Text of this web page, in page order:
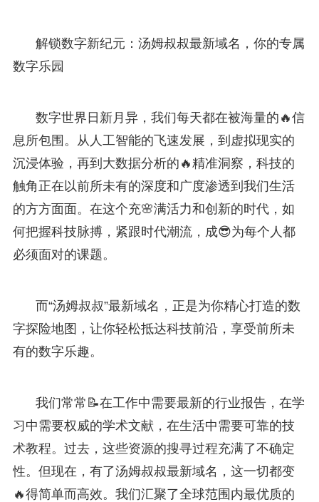
解锁数字新纪元：汤姆叔叔最新域名，你的专属
数字乐园
数字世界日新月异，我们每天都在被海量的🔥信
息所包围。从人工智能的飞速发展，到虚拟现实的
沉浸体验，再到大数据分析的🔥精准洞察，科技的
触角正在以前所未有的深度和广度渗透到我们生活
的方方面面。在这个充🌸满活力和创新的时代，如
何把握科技脉搏，紧跟时代潮流，成😎为每个人都
必须面对的课题。
而“汤姆叔叔”最新域名，正是为你精心打造的数
字探险地图，让你轻松抵达科技前沿，享受前所未
有的数字乐趣。
我们常常📝在工作中需要最新的行业报告，在学
习中需要权威的学术文献，在生活中需要可靠的技
术教程。过去，这些资源的搜寻过程充满了不确定
性。但现在，有了汤姆叔叔最新域名，这一切都变
🔥得简单而高效。我们汇聚了全球范围内最优质的